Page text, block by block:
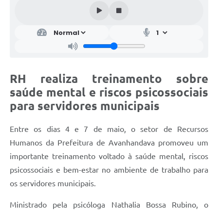
RH realiza treinamento sobre
saúde mental e riscos psicossociais
para servidores municipais
Entre os dias 4 e 7 de maio, o setor de Recursos
Humanos da Prefeitura de Avanhandava promoveu um
importante treinamento voltado à saúde mental, riscos
psicossociais e bem-estar no ambiente de trabalho para
os servidores municipais.
Ministrado pela psicóloga Nathalia Bossa Rubino, o